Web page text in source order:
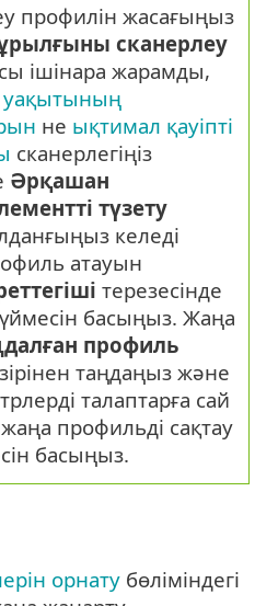
профилін жасағыңыз
сканерлеу
ішінара жарамды,
не ықтимал қауіпті
сканерлегіңіз
Әрқашан
түзету
келеді
атауын
терезесінде
басыңыз. Жаңа
профиль
таңдаңыз және
талаптарға сай
профильді сақтау
басыңыз.
орнату бөліміндегі